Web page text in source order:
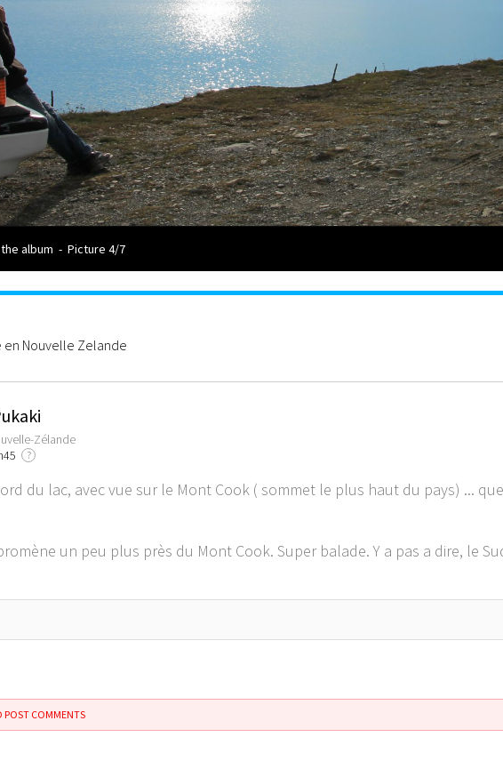
album - Picture 4/7
en Nouvelle Zelande
Zélande
?
du lac, avec vue sur le Mont Cook ( sommet le plus haut du pays) ...
un peu plus près du Mont Cook. Super balade. Y a pas a dire, le
POST COMMENTS